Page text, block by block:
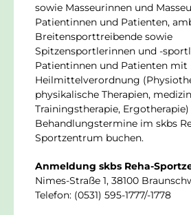
sowie Masseurinnen und
Patientinnen und Patienten,
Breitensporttreibende sowie
Spitzensportlerinnen und -
Patientinnen und Patienten mit
Heilmittelverordnung
physikalische Therapien,
Trainingstherapie,
Behandlungstermine im skbs
Sportzentrum buchen.
Anmeldung skbs Reha-
Nimes-Straße 1, 38100
Telefon: (0531) 595-1777/-1778